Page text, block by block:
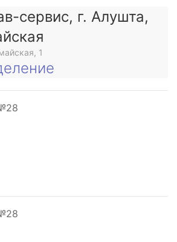
сервис, г. Алушта,
1